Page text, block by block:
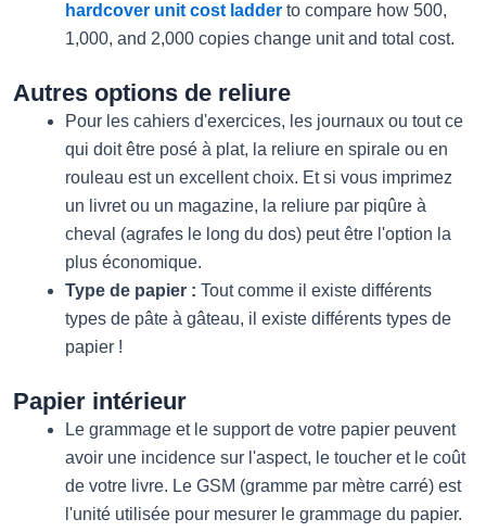
hardcover unit cost ladder to compare how 500,
1,000, and 2,000 copies change unit and total cost.
Autres options de reliure
Pour les cahiers d'exercices, les journaux ou tout ce
qui doit être posé à plat, la reliure en spirale ou en
rouleau est un excellent choix. Et si vous imprimez
un livret ou un magazine, la reliure par piqûre à
cheval (agrafes le long du dos) peut être l'option la
plus économique.
Type de papier : Tout comme il existe différents
types de pâte à gâteau, il existe différents types de
papier !
Papier intérieur
Le grammage et le support de votre papier peuvent
avoir une incidence sur l'aspect, le toucher et le coût
de votre livre. Le GSM (gramme par mètre carré) est
l'unité utilisée pour mesurer le grammage du papier.